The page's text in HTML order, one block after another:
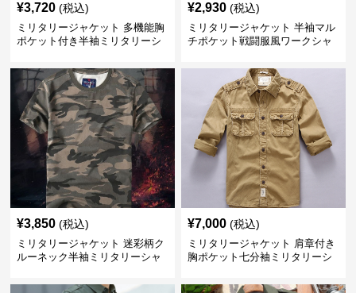
¥3,720 (税込)
ミリタリージャケット 多機能胸
ポケット付き半袖ミリタリーシ
¥2,930 (税込)
ミリタリージャケット 半袖マル
チポケット戦闘服風ワークシャ
¥3,850 (税込)
ミリタリージャケット 迷彩柄ク
ルーネック半袖ミリタリーシャ
¥7,000 (税込)
ミリタリージャケット 肩章付き
胸ポケット七分袖ミリタリーシ